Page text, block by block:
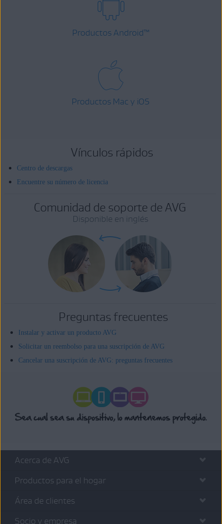
Productos Android™
Productos Mac y iOS
Vínculos rápidos
Centro de descargas
Encuentre su número de licencia
Comunidad de soporte de AVG
Disponible en inglés
Preguntas frecuentes
Instalar y activar un producto AVG
Solicitar un reembolso para una suscripción de AVG
Cancelar una suscripción de AVG: preguntas frecuentes
Acerca de AVG
Productos para el hogar
Área de clientes
Socio y empresa